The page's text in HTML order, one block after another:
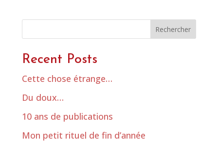
Rechercher
Recent Posts
Cette chose étrange…
Du doux…
10 ans de publications
Mon petit rituel de fin d’année